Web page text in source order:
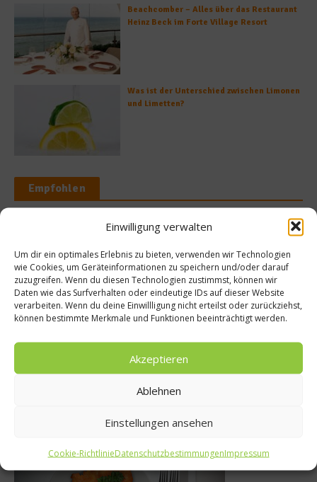
Einwilligung verwalten
Um dir ein optimales Erlebnis zu bieten, verwenden wir Technologien
wie Cookies, um Geräteinformationen zu speichern und/oder darauf
zuzugreifen. Wenn du diesen Technologien zustimmst, können wir
Daten wie das Surfverhalten oder eindeutige IDs auf dieser Website
verarbeiten. Wenn du deine Einwillligung nicht erteilst oder zurückziehst,
können bestimmte Merkmale und Funktionen beeinträchtigt werden.
Akzeptieren
Ablehnen
Einstellungen ansehen
Cookie-RichtlinieDatenschutzbestimmungenImpressum
Beachcomber – Alles über das Restaurant
Heinz Beck im Forte Village Resort
Was ist der Unterschied zwischen Limonen
und Limetten?
Empfohlen
Hotel &
den
Was isst
Münchner
wieder
Was isst Deutschland